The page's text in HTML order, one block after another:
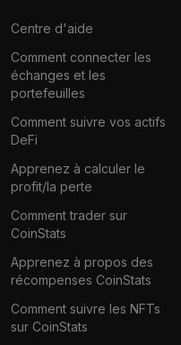
Centre d'aide
Comment connecter les
échanges et les
portefeuilles
Comment suivre vos actifs
DeFi
Apprenez à calculer le
profit/la perte
Comment trader sur
CoinStats
Apprenez à propos des
récompenses CoinStats
Comment suivre les NFTs
sur CoinStats